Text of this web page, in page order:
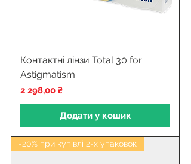
Контактні лінзи Total 30 for
Astigmatism
Ціна
2 298,00 ₴
Додати у кошик
-20% при купівлі 2-х упаковок